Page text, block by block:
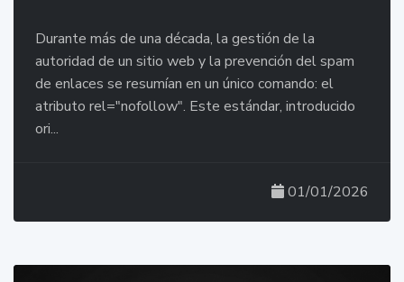
Durante más de una década, la gestión de la
autoridad de un sitio web y la prevención del spam
de enlaces se resumían en un único comando: el
atributo rel="nofollow". Este estándar, introducido
ori...
01/01/2026